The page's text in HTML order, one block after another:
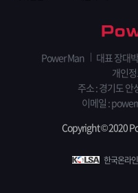
Power Man 대표 장대
개인
주소 : 경기도
이메일 :
Copyright © 2020
한국온라